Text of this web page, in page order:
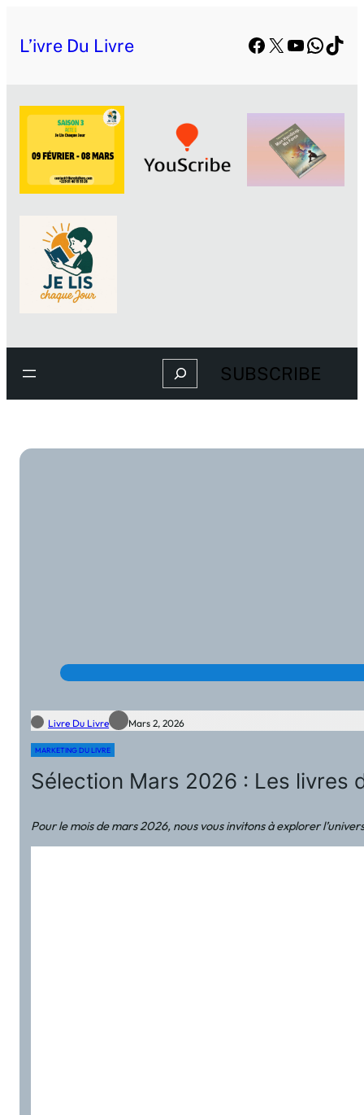
L’ivre Du Livre Facebook
X YouTube
Search SUBSCRIBE
Livre Du Livre Mars 2, 2026
MARKETING DU LIVRE
Sélection Mars 2026 : Les livres
Pour le mois de mars 2026, nous vous invitons à explorer